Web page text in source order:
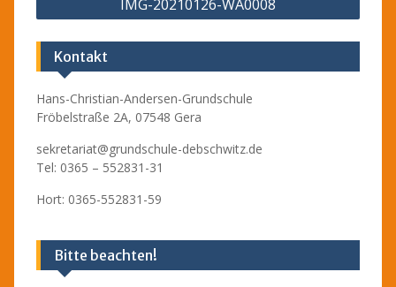
IMG-20210126-WA0008
Kontakt
Hans-Christian-Andersen-Grundschule
Fröbelstraße 2A, 07548 Gera
sekretariat@grundschule-debschwitz.de
Tel: 0365 – 552831-31
Hort: 0365-552831-59
Bitte beachten!